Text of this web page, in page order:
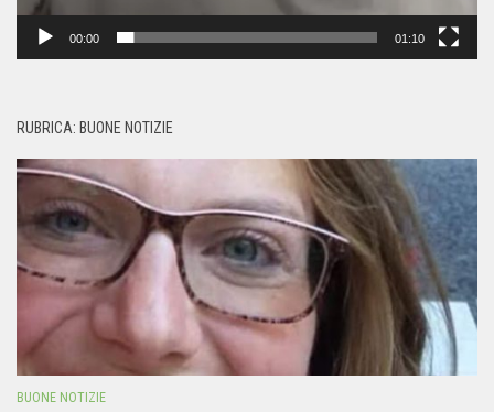
00:00 01:10
RUBRICA: BUONE NOTIZIE
BUONE NOTIZIE